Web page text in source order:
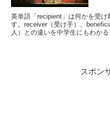
英単語「recipient」は何かを受
す。receiver（受け手）、
人）との違いを中学生にもわか
スポン